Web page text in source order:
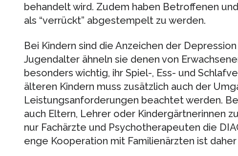
behandelt wird. Zudem haben Betroffenen
als “verrückt” abgestempelt zu werden.
Bei Kindern sind die Anzeichen der
Jugendalter ähneln sie denen von
besonders wichtig, ihr Spiel-, Ess- und
älteren Kindern muss zusätzlich auch der
Leistungsanforderungen beachtet werden.
auch Eltern, Lehrer oder Kindergärtnerinnen
nur Fachärzte und Psychotherapeuten die
enge Kooperation mit Familienärzten ist